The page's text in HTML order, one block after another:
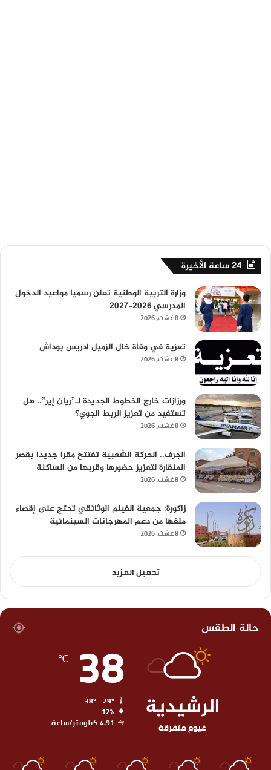
24 ساعة الأخيرة
وزارة التربية الوطنية تعلن رسميا مواعيد الدخول
المدرسي 2026-2027
8 غشت، 2026
تعزية في وفاة خال الزميل ادريس بوداش
8 غشت، 2026
ورزازات خارج الخطوط الجديدة لـ”ريان إير”.. هل
تستفيد من تعزيز الربط الجوي؟
8 غشت، 2026
الجرف.. الحركة الشعبية تفتتح مقرا جديدا بقصر
المنقارة لتعزيز حضورها وقربها من الساكنة
8 غشت، 2026
زاكورة: جمعية الفيلم الوثائقي تحتج على إقصاء
ملفها من دعم المهرجانات السينمائية
8 غشت، 2026
تحميل المزيد
حالة الطقس
الرشيدية
غيوم متفرقة
38
℃
12%
4.91 كيلومتر/ساعة